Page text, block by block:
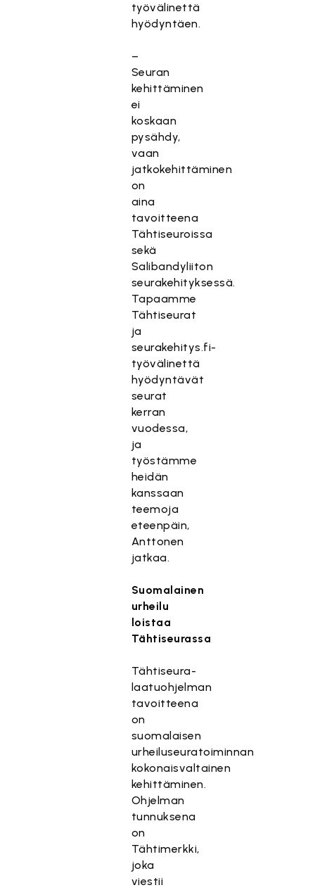
työvälinettä
hyödyntäen.
–
Seuran
kehittäminen
ei
koskaan
pysähdy,
vaan
jatkokehittäminen
on
aina
tavoitteena
Tähtiseuroissa
sekä
Salibandyliiton
seurakehityksessä.
Tapaamme
Tähtiseurat
ja
seurakehitys.fi-
työvälinettä
hyödyntävät
seurat
kerran
vuodessa,
ja
työstämme
heidän
kanssaan
teemoja
eteenpäin,
Anttonen
jatkaa.
Suomalainen
urheilu
loistaa
Tähtiseurassa
Tähtiseura-
laatuohjelman
tavoitteena
on
suomalaisen
urheiluseuratoiminnan
kokonaisvaltainen
kehittäminen.
Ohjelman
tunnuksena
on
Tähtimerkki,
joka
viestii